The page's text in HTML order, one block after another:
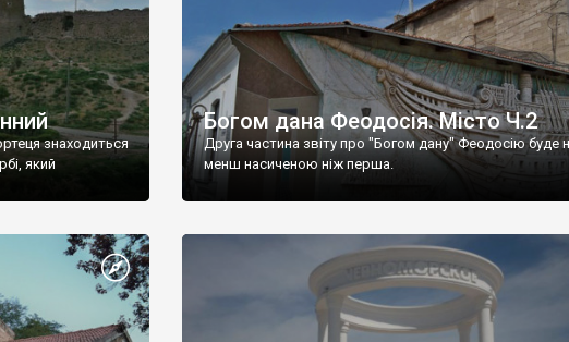
знаходиться
який
Богом дана Феодосія. Місто Ч.2
Друга частина звіту про "Богом дану" Феодосію буде
менш насиченою ніж перша.